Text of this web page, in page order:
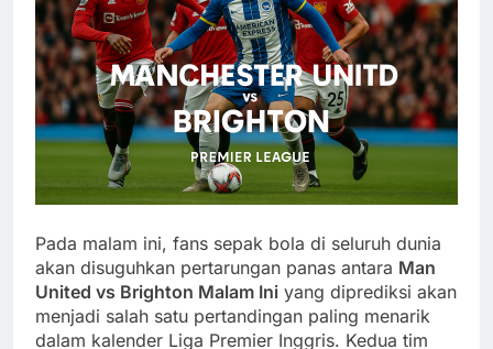
Pada malam ini, fans sepak bola di seluruh dunia
akan disuguhkan pertarungan panas antara Man
United vs Brighton Malam Ini yang diprediksi akan
menjadi salah satu pertandingan paling menarik
dalam kalender Liga Premier Inggris. Kedua tim